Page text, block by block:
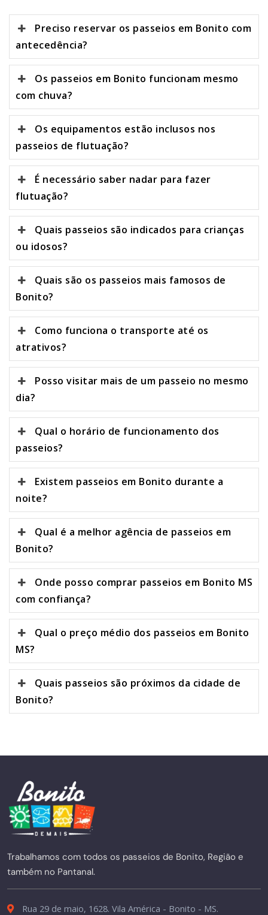
Preciso reservar os passeios em Bonito com
antecedência?
Os passeios em Bonito funcionam mesmo
com chuva?
Os equipamentos estão inclusos nos
passeios de flutuação?
É necessário saber nadar para fazer
flutuação?
Quais passeios são indicados para crianças
ou idosos?
Quais são os passeios mais famosos de
Bonito?
Como funciona o transporte até os
atrativos?
Posso visitar mais de um passeio no mesmo
dia?
Qual o horário de funcionamento dos
passeios?
Existem passeios em Bonito durante a
noite?
Qual é a melhor agência de passeios em
Bonito?
Onde posso comprar passeios em Bonito MS
com confiança?
Qual o preço médio dos passeios em Bonito
MS?
Quais passeios são próximos da cidade de
Bonito?
Trabalhamos com todos os passeios de Bonito, Região e
também no Pantanal.
Rua 29 de maio, 1628. Vila América - Bonito - MS.